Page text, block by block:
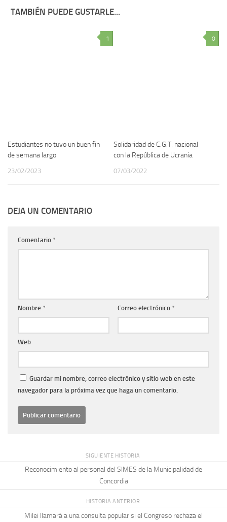
TAMBIÉN PUEDE GUSTARLE...
1
Estudiantes no tuvo un buen fin
de semana largo
23/02/2023
0
Solidaridad de C.G.T. nacional
con la República de Ucrania
07/03/2022
DEJA UN COMENTARIO
Comentario *
Nombre * Correo electrónico *
Web
Guardar mi nombre, correo electrónico y sitio web en este
navegador para la próxima vez que haga un comentario.
SIGUIENTE HISTORIA
Reconocimiento al personal del SIMES de la Municipalidad de
Concordia
HISTORIA ANTERIOR
Milei llamará a una consulta popular si el Congreso rechaza el